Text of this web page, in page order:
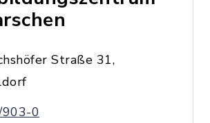
Straße 31,
0